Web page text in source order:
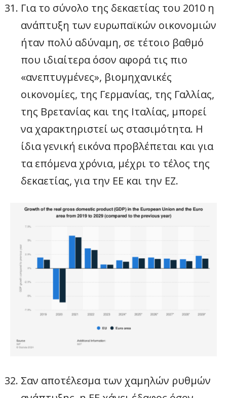
Για το σύνολο της δεκαετίας του 2010 η
ανάπτυξη των ευρωπαϊκών οικονομιών
ήταν πολύ αδύναμη, σε τέτοιο βαθμό
που ιδιαίτερα όσον αφορά τις πιο
«ανεπτυγμένες», βιομηχανικές
οικονομίες, της Γερμανίας, της Γαλλίας,
της Βρετανίας και της Ιταλίας, μπορεί
να χαρακτηριστεί ως στασιμότητα. Η
ίδια γενική εικόνα προβλέπεται και για
τα επόμενα χρόνια, μέχρι το τέλος της
δεκαετίας, για την ΕΕ και την ΕΖ.
Σαν αποτέλεσμα των χαμηλών ρυθμών